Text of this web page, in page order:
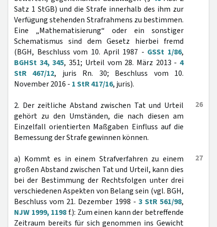
Satz 1 StGB) und die Strafe innerhalb des ihm zur
Verfügung stehenden Strafrahmens zu bestimmen.
Eine „Mathematisierung“ oder ein sonstiger
Schematismus sind dem Gesetz hierbei fremd
(BGH, Beschluss vom 10. April 1987 - GSSt 1/86,
BGHSt 34, 345, 351; Urteil vom 28. März 2013 -4
StR 467/12, juris Rn. 30; Beschluss vom 10.
November 2016 - 1 StR 417/16, juris).
26
2. Der zeitliche Abstand zwischen Tat und Urteil
gehört zu den Umständen, die nach diesen am
Einzelfall orientierten Maßgaben Einfluss auf die
Bemessung der Strafe gewinnen können.
27
a) Kommt es in einem Strafverfahren zu einem
großen Abstand zwischen Tat und Urteil, kann dies
bei der Bestimmung der Rechtsfolgen unter drei
verschiedenen Aspekten von Belang sein (vgl. BGH,
Beschluss vom 21. Dezember 1998 - 3 StR 561/98,
NJW 1999, 1198f.): Zum einen kann der betreffende
Zeitraum bereits für sich genommen ins Gewicht